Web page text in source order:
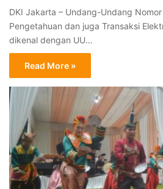
DKI Jakarta – Undang-Undang
Pengetahuan dan juga Transaksi
dikenal dengan UU…
Read More »